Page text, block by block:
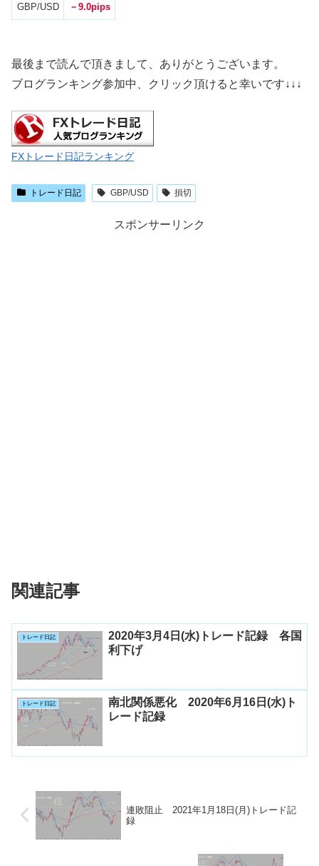
GBP/USD －9.0pips
最後まで読んで頂きまして、ありがとうございます。
ブログランキング参加中、クリック頂けると幸いです↓↓↓
FXトレード日記ランキング
トレード日記 GBP/USD 損切
スポンサーリンク
関連記事
トレード日記
2020年3月4日(水)トレード記録 各国
利下げ
トレード日記
南北関係悪化 2020年6月16日(水)ト
レード記録
連敗阻止 2021年1月18日(月)トレード記
録